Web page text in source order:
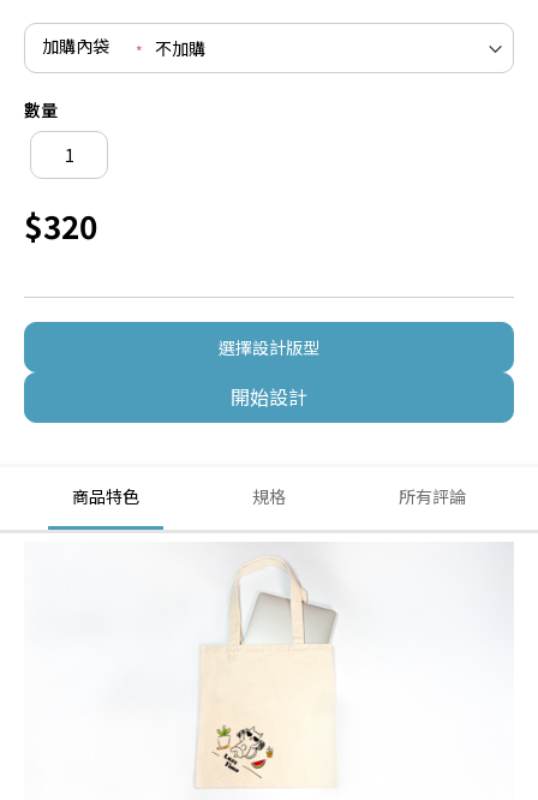
加購內袋
數量
$320
開始設計
選擇設計版型
商品特色 規格 所有評論